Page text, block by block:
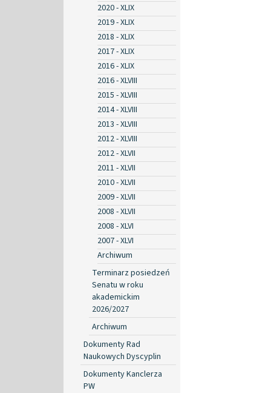
2020 - XLIX
2019 - XLIX
2018 - XLIX
2017 - XLIX
2016 - XLIX
2016 - XLVIII
2015 - XLVIII
2014 - XLVIII
2013 - XLVIII
2012 - XLVIII
2012 - XLVII
2011 - XLVII
2010 - XLVII
2009 - XLVII
2008 - XLVII
2008 - XLVI
2007 - XLVI
Archiwum
Terminarz posiedzeń
Senatu w roku
akademickim
2026/2027
Archiwum
Dokumenty Rad
Naukowych Dyscyplin
Dokumenty Kanclerza
PW